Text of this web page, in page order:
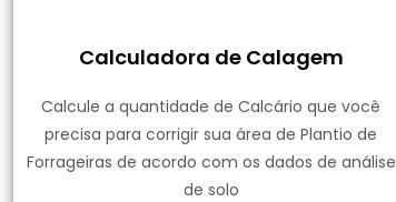
Calculadora de Calagem
Calcule a quantidade de Calcário que você
precisa para corrigir sua área de Plantio de
Forrageiras de acordo com os dados de análise
de solo